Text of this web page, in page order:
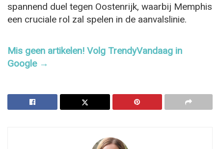
spannend duel tegen Oostenrijk, waarbij Memphis
een cruciale rol zal spelen in de aanvalslinie.
Mis geen artikelen! Volg TrendyVandaag in
Google →